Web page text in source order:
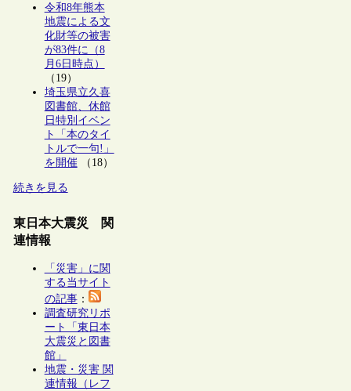
令和8年熊本
地震による文
化財等の被害
が83件に（8
月6日時点）
（19）
埼玉県立久喜
図書館、休館
日特別イベン
ト「本のタイ
トルで一句!」
を開催（18）
続きを見る
東日本大震災 関
連情報
「災害」に関
する当サイト
の記事：
調査研究リポ
ート「東日本
大震災と図書
館」
地震・災害 関
連情報（レフ